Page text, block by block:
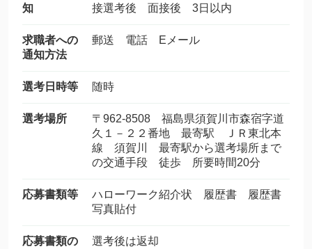
知
接選考後 面接後 3日以内
求職者への
通知方法
郵送 電話 Eメール
選考日時等 随時
選考場所
〒962-8508 福島県須賀川市森宿字道
久１－２２番地 最寄駅 ＪＲ東北本
線 須賀川 最寄駅から選考場所まで
の交通手段 徒歩 所要時間20分
応募書類等
ハローワーク紹介状 履歴書 履歴書
写真貼付
応募書類の
選考後は返却